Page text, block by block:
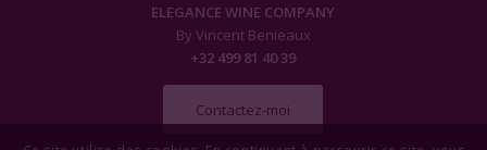
ELEGANCE WINE COMPANY
By Vincent Benieaux
+32 499 81 40 39
Contactez-moi